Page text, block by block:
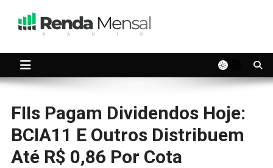
FIIs Pagam Dividendos Hoje:
BCIA11 E Outros Distribuem
Até R$ 0,86 Por Cota